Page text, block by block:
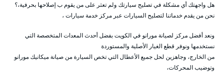
هل واجهتك أي مشكلة في تصليح سيارتك ولم تعثر على من يقوم ب إصلاحها بحرفية،؟
نحن من يقدم خدماتنا لتصليح السيارات عبر مركز خدمة سيارات ،
ونعد أفضل مركز لصيانة مورانو في الكويت بفضل أحدث المعدات المتخصصة التي
نستخدمها ونوفر قطع الغيار الأصلية والمستوردة
من الخارج، وجاهزين لحل جميع الأعطال التي تخص السيارة من صيانة ميكانيك مورانو
وتوضيب المحركات،